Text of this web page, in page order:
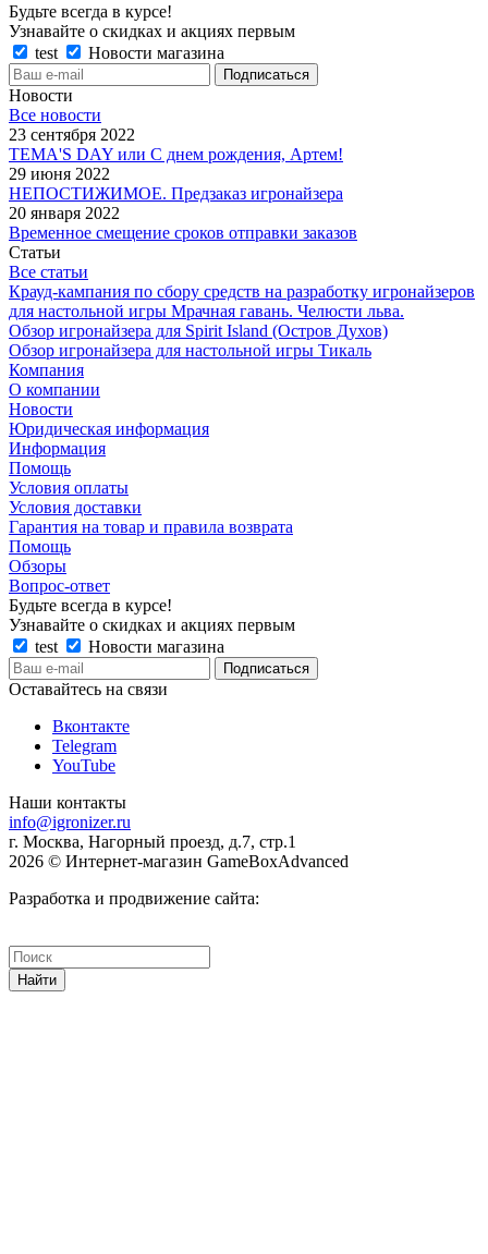
Будьте всегда в курсе!
Узнавайте о скидках и акциях первым
test
Новости магазина
Новости
Все новости
23 сентября 2022
TEMA'S DAY или С днем рождения, Артем!
29 июня 2022
НЕПОСТИЖИМОЕ. Предзаказ игронайзера
20 января 2022
Временное смещение сроков отправки заказов
Статьи
Все статьи
Крауд-кампания по сбору средств на разработку игронайзеров
для настольной игры Мрачная гавань. Челюсти льва.
Обзор игронайзера для Spirit Island (Остров Духов)
Обзор игронайзера для настольной игры Тикаль
Компания
О компании
Новости
Юридическая информация
Информация
Помощь
Условия оплаты
Условия доставки
Гарантия на товар и правила возврата
Помощь
Обзоры
Вопрос-ответ
Будьте всегда в курсе!
Узнавайте о скидках и акциях первым
test
Новости магазина
Оставайтесь на связи
Вконтакте
Telegram
YouTube
Наши контакты
info@igronizer.ru
г. Москва, Нагорный проезд, д.7, стр.1
2026 © Интернет-магазин GameBoxAdvanced
Разработка и продвижение сайта:
Найти